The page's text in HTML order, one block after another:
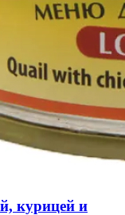
курицей и